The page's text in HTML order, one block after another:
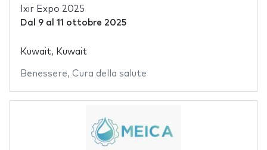
Ixir Expo 2025
Dal 9al 11 ottobre 2025
Kuwait, Kuwait
Benessere, Cura della salute